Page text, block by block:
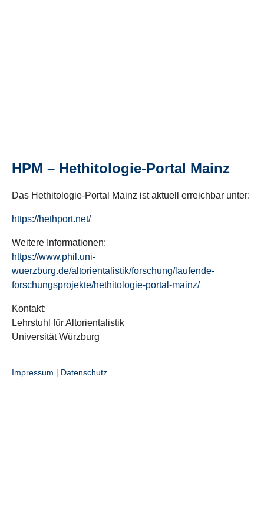
HPM – Hethitologie-Portal Mainz
Das Hethitologie-Portal Mainz ist aktuell erreichbar unter:
https://hethport.net/
Weitere Informationen:
https://www.phil.uni-
wuerzburg.de/altorientalistik/forschung/laufende-
forschungsprojekte/hethitologie-portal-mainz/
Kontakt:
Lehrstuhl für Altorientalistik
Universität Würzburg
Impressum | Datenschutz